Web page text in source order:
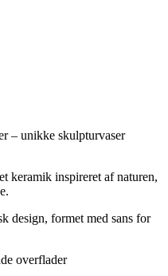
– unikke skulpturvaser
keramik inspireret af naturen,
design, formet med sans for
overflader